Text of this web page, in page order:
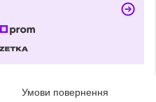
Умови повернення